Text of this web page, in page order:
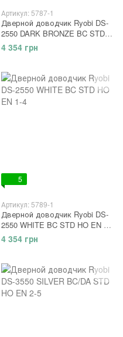
Артикул: 5787-1
Дверной доводчик Ryobi DS-
2550 DARK BRONZE BC STD
HO EN 1-4
4 354 грн
5
Артикул: 5789-1
Дверной доводчик Ryobi DS-
2550 WHITE BC STD HO EN 1-
4
4 354 грн